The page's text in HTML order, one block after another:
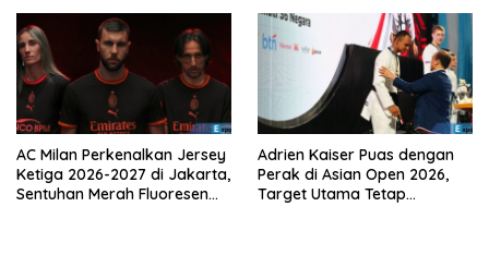
AC Milan Perkenalkan Jersey
Ketiga 2026-2027 di Jakarta,
Sentuhan Merah Fluoresen
Adrien Kaiser Puas dengan
Perak di Asian Open 2026,
Target Utama Tetap